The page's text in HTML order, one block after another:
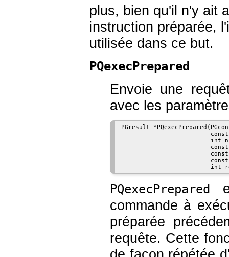
plus, bien qu'il n'y ait
instruction préparée,
utilisée dans ce but.
PQexecPrepared
Envoie une
avec les
PGresult
int
PQexecPrepared
commande à
préparée
requête. Cette